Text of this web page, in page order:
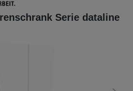
Serie dataline